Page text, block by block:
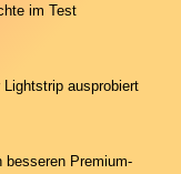
im Test
Lightstrip ausprobiert
besseren Premium-